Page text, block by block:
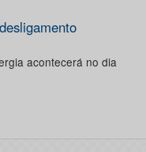
acontecerá no dia